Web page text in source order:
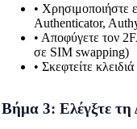
• Χρησιμοποιήστε
Authenticator,
• Αποφύγετε τον
σε SIM swapping)
• Σκεφτείτε
Βήμα 3: Ελέγξτε τη